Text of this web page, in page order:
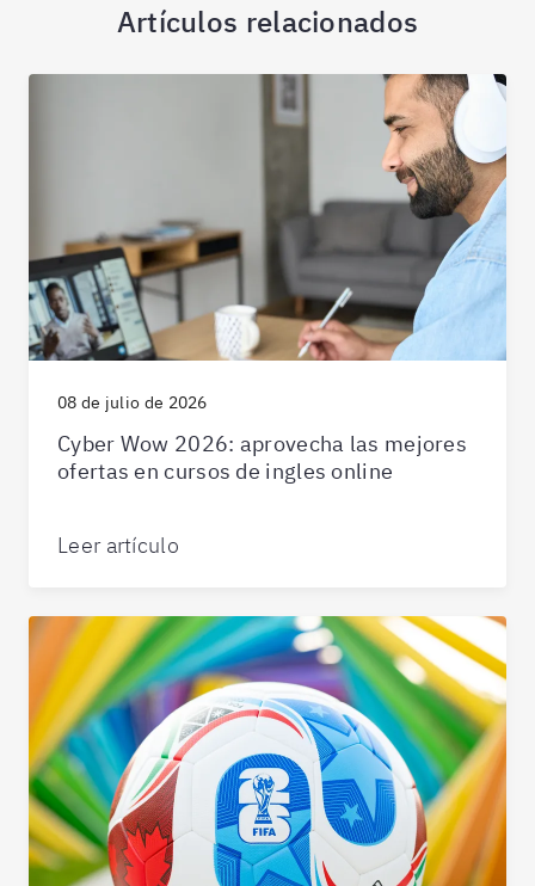
Artículos relacionados
08 de julio de 2026
Cyber Wow 2026: aprovecha las mejores
ofertas en cursos de ingles online
Leer artículo